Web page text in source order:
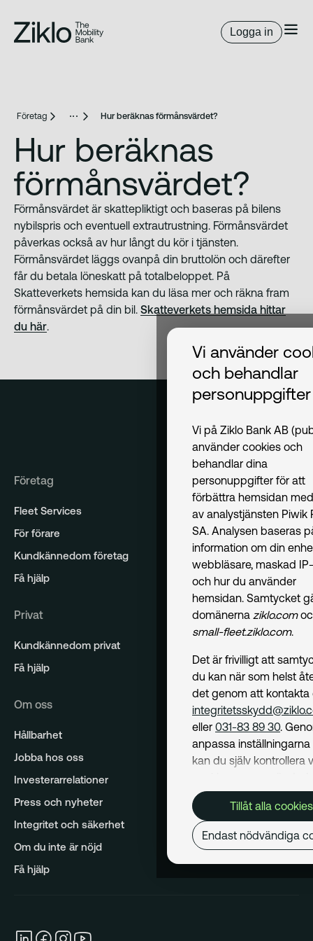
Logga in
Företag Hur beräknas förmånsvärdet?
Hur beräknas
förmånsvärdet?
Förmånsvärdet är skattepliktigt och baseras på bilens
nybilspris och eventuell extrautrustning. Förmånsvärdet
påverkas också av hur långt du kör i tjänsten.
Förmånsvärdet läggs ovanpå din bruttolön och därefter
får du betala löneskatt på totalbeloppet. På
Skatteverkets hemsida kan du läsa mer och räkna fram
förmånsvärdet på din bil. Skatteverkets hemsida hittar
du här.
Företag
Fleet Services
För förare
Kundkännedom företag
Få hjälp
Privat
Kundkännedom privat
Få hjälp
Om oss
Hållbarhet
Jobba hos oss
Investerarrelationer
Press och nyheter
Integritet och säkerhet
Om du inte är nöjd
Få hjälp
Vi använder
och behandlar
personuppgifter
Vi på Ziklo Bank AB
använder cookies och
behandlar dina
personuppgifter för att
förbättra hemsidan
av analystjänsten Piwik
SA. Analysen baseras
information om din
webbläsare, maskad
och hur du använder
hemsidan. Samtycket
domänerna ziklo.com
small-fleet.ziklo.com.
Det är frivilligt att
du kan när som helst
det genom att kontakta
eller 031-83 89 30.
anpassa
kan du själv kontrollera
Cookiepolicykan du
om hur vi använder
och hur du kan undvika
Mer om behandling av
personuppgifter hittar
Tillåt alla cookies
Endast nödvändiga